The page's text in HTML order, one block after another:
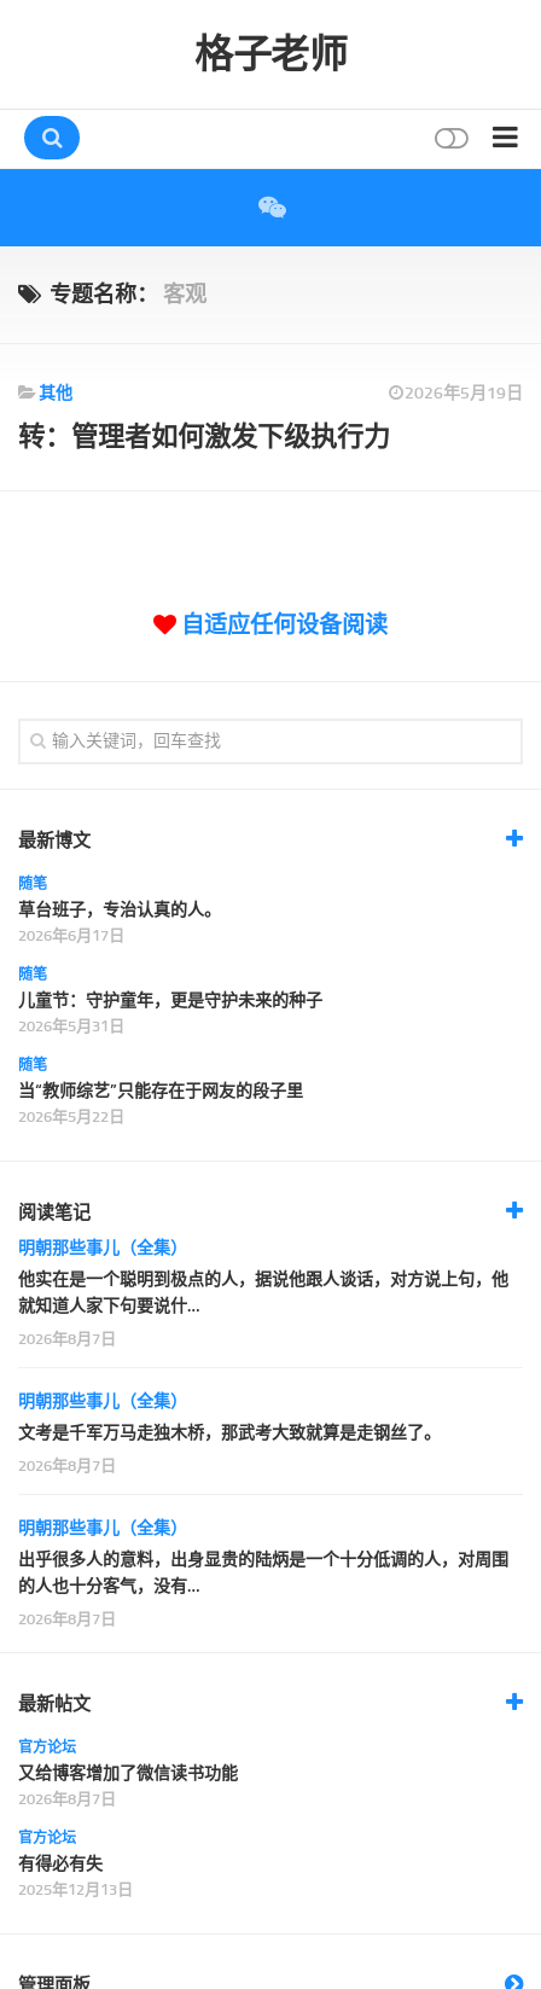
格子老师
互动
友情链接
专题名称： 客观
其他 2026年5月19日
转：管理者如何激发下级执行力
自适应任何设备阅读
最新博文
随笔
草台班子，专治认真的人。
2026年6月17日
随笔
儿童节：守护童年，更是守护未来的种子
2026年5月31日
随笔
当“教师综艺”只能存在于网友的段子里
2026年5月22日
阅读笔记
明朝那些事儿（全集）
他实在是一个聪明到极点的人，据说他跟人谈话，对方说上句，他
就知道人家下句要说什…
2026年8月7日
明朝那些事儿（全集）
文考是千军万马走独木桥，那武考大致就算是走钢丝了。
2026年8月7日
明朝那些事儿（全集）
出乎很多人的意料，出身显贵的陆炳是一个十分低调的人，对周围
的人也十分客气，没有…
2026年8月7日
最新帖文
官方论坛
又给博客增加了微信读书功能
2026年8月7日
官方论坛
有得必有失
2025年12月13日